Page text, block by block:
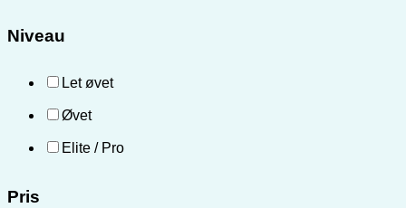
Niveau
Let øvet
Øvet
Elite / Pro
Pris